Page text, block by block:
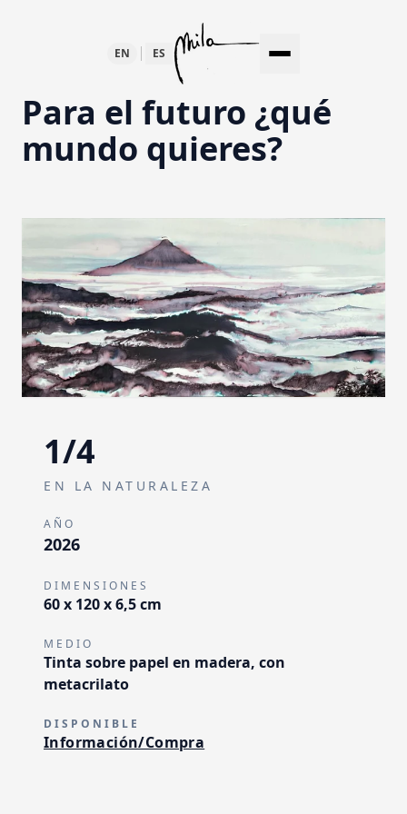
EN ES
TODAS
EN LA NATURALEZA
ESCULTURA
MISCELÁNEO
EVENTOS
Para el futuro ¿qué
mundo quieres?
1/4
EN LA NATURALEZA
AÑO
2026
DIMENSIONES
60 x 120 x 6,5 cm
MEDIO
Tinta sobre papel en madera, con
metacrilato
DISPONIBLE
Información/Compra